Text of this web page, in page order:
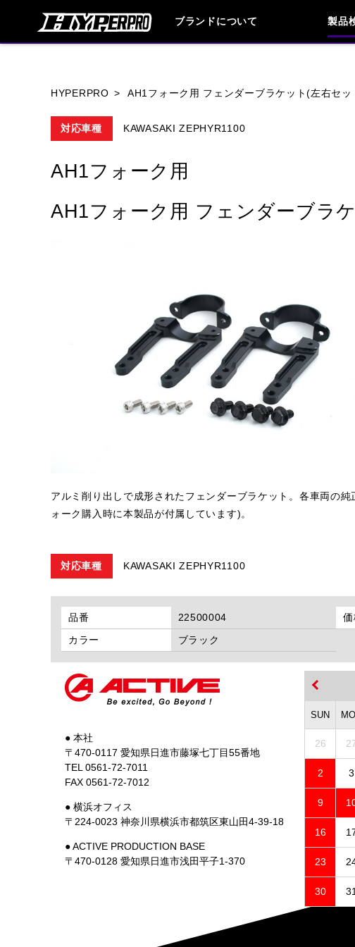
ブランドについて 製品
HYPERPRO AH1フォーク用 フェンダーブラケット(左右セッ
対応車種 KAWASAKI ZEPHYR1100
AH1フォーク用
AH1フォーク用 フェンダーブラ
アルミ削り出しで成形されたフェンダーブラケット。各車両の
ォーク購入時に本製品が付属しています)。
対応車種 KAWASAKI ZEPHYR1100
品番 22500004
カラー
ブラック
● 本社
〒470-0117 愛知県日進市藤塚七丁目55番地
TEL 0561-72-7011
FAX 0561-72-7012
● 横浜オフィス
〒224-0023 神奈川県横浜市都筑区東山田4-39-18
● ACTIVE PRODUCTION BASE
〒470-0128 愛知県日進市浅田平子1-370
SUN
26
2 3
9
16
23
30 31